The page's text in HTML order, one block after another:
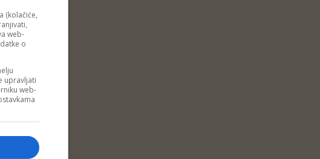
(kolačiće,
web-
o
upravljati
web-